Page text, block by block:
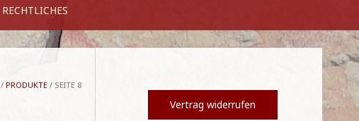
RECHTLICHES
/ PRODUKTE / SEITE 8
Vertrag widerrufen